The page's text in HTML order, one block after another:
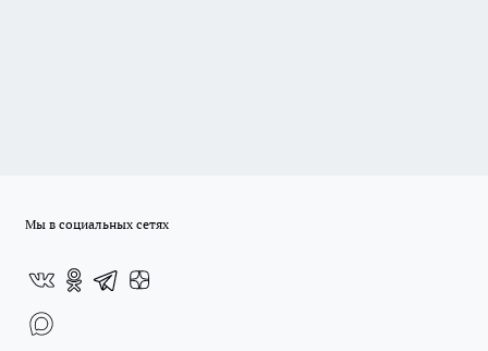
Мы в социальных сетях